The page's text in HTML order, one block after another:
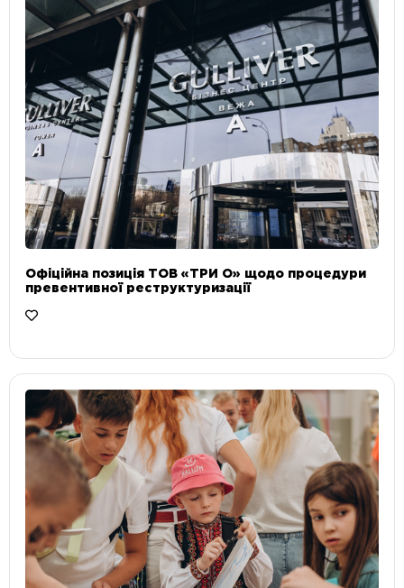
Офіційна позиція ТОВ «ТРИ О» щодо процедури
превентивної реструктуризації